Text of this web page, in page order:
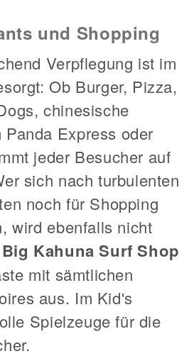
und Shopping
Verpflegung ist im
Ob Burger, Pizza,
chinesische
Express oder
jeder Besucher auf
sich nach turbulenten
noch für Shopping
wird ebenfalls nicht
Big Kahuna Surf Shop
mit sämtlichen
aus. Im Kid's
Spielzeuge für die